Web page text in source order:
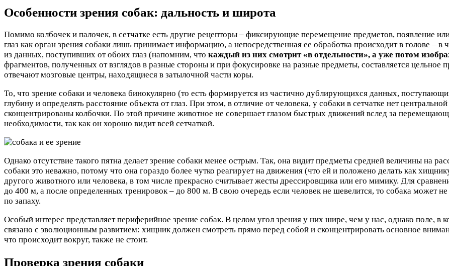
Особенности зрения собак: дальность и широта
Помимо колбочек и палочек, в сетчатке есть другие рецепторы – фиксирующие перемещение предметов, появление
глаз как орган зрения собаки лишь принимает информацию, а непосредственная ее обработка происходит в голове – в
из данных, поступивших от обоих глаз (напомним, что каждый из них смотрит «в отдельности», а уже потом
фрагментов, полученных от взглядов в разные стороны и при фокусировке на разные предметы, составляется
отвечают мозговые центры, находящиеся в затылочной части коры.
То, что зрение собаки и человека бинокулярно (то есть формируется из частично дублирующихся данных,
глубину и определять расстояние объекта от глаз. При этом, в отличие от человека, у собаки в сетчатке нет
сконцентрированы колбочки. По этой причине животное не совершает глазом быстрых движений вслед за
необходимости, так как он хорошо видит всей сетчаткой.
Однако отсутствие такого пятна делает зрение собаки менее острым. Так, она видит предметы средней величины на
собаки это неважно, потому что она гораздо более чутко реагирует на движения (что ей и положено делать как
другого животного или человека, в том числе прекрасно считывает жесты дрессировщика или его мимику. Для
до 400 м, а после определенных тренировок – до 800 м. В свою очередь если человек не шевелится, то собака может
по запаху.
Особый интерес представляет периферийное зрение собак. В целом угол зрения у них шире, чем у нас, однако поле,
связано с эволюционным развитием: хищник должен смотреть прямо перед собой и сконцентрировать основное
что происходит вокруг, также не стоит.
Проверка зрения собаки